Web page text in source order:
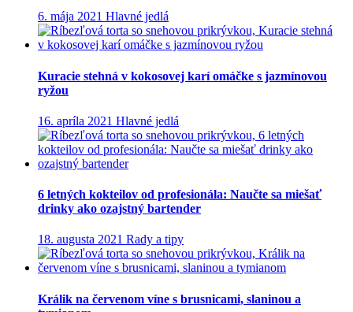
6. mája 2021 Hlavné jedlá
Kuracie stehná v kokosovej karí omáčke s jazmínovou
ryžou
16. apríla 2021 Hlavné jedlá
6 letných kokteilov od profesionála: Naučte sa miešať
drinky ako ozajstný bartender
18. augusta 2021 Rady a tipy
Králik na červenom víne s brusnicami, slaninou a